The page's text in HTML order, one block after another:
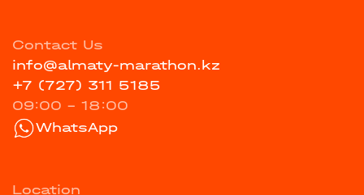
Contact Us
info@almaty-marathon.kz
+7 (727) 311 5185
09:00 - 18:00
WhatsApp
Location